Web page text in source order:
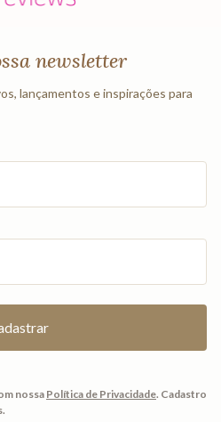
newsletter
lançamentos e inspirações para
nossa Política de Privacidade. Cadastro